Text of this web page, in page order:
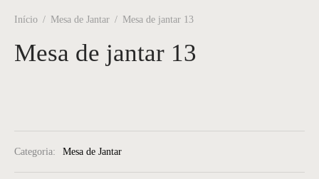
Início / Mesa de Jantar / Mesa de jantar 13
Mesa de jantar 13
Categoria: Mesa de Jantar